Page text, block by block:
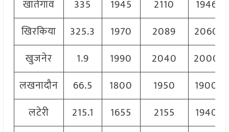
खातेगांव
335 1945 2110
1946
खिरकिया
325.3 1970 2089
2060
खुजनेर
1.9 1990 2040
2000
लखनादौन
66.5 1800 1950
1900
लटेरी
215.1 1655 2155
1940